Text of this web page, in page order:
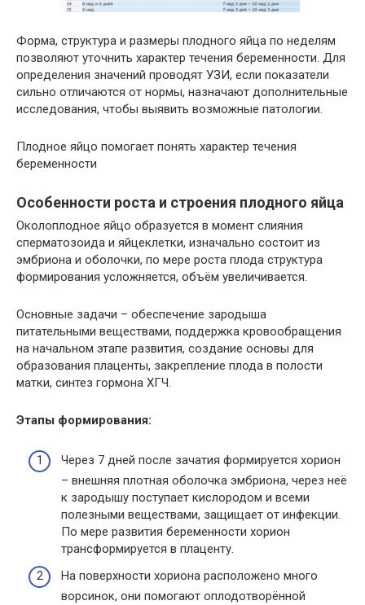
Форма, структура и размеры плодного яйца по неделям
позволяют уточнить характер течения беременности. Для
определения значений проводят УЗИ, если показатели
сильно отличаются от нормы, назначают дополнительные
исследования, чтобы выявить возможные патологии.
Плодное яйцо помогает понять характер течения
беременности
Особенности роста и строения плодного яйца
Околоплодное яйцо образуется в момент слияния
сперматозоида и яйцеклетки, изначально состоит из
эмбриона и оболочки, по мере роста плода структура
формирования усложняется, объём увеличивается.
Основные задачи – обеспечение зародыша
питательными веществами, поддержка кровообращения
на начальном этапе развития, создание основы для
образования плаценты, закрепление плода в полости
матки, синтез гормона ХГЧ.
Этапы формирования:
Через 7 дней после зачатия формируется хорион
– внешняя плотная оболочка эмбриона, через неё
к зародышу поступает кислородом и всеми
полезными веществами, защищает от инфекции.
По мере развития беременности хорион
трансформируется в плаценту.
На поверхности хориона расположено много
ворсинок, они помогают оплодотворённой